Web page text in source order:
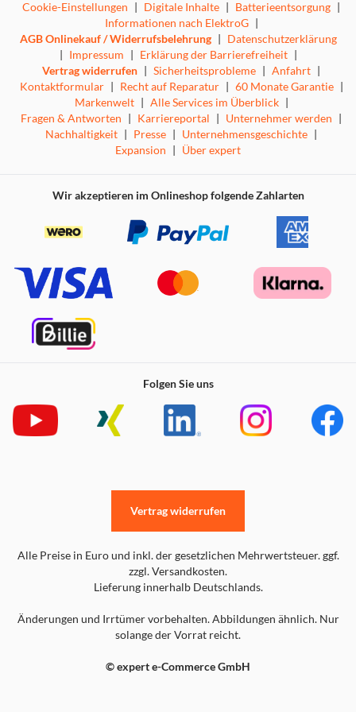
Cookie-Einstellungen | Digitale Inhalte | Batterieentsorgung |
Informationen nach ElektroG |
AGB Onlinekauf / Widerrufsbelehrung | Datenschutzerklärung
| Impressum | Erklärung der Barrierefreiheit |
Vertrag widerrufen | Sicherheitsprobleme | Anfahrt |
Kontaktformular | Recht auf Reparatur | 60 Monate Garantie |
Markenwelt | Alle Services im Überblick |
Fragen & Antworten | Karriereportal | Unternehmer werden |
Nachhaltigkeit | Presse | Unternehmensgeschichte |
Expansion | Über expert
Wir akzeptieren im Onlineshop folgende Zahlarten
Folgen Sie uns
Alle Preise in Euro und inkl. der gesetzlichen Mehrwertsteuer. ggf.
zzgl. Versandkosten.
Lieferung innerhalb Deutschlands.
Änderungen und Irrtümer vorbehalten. Abbildungen ähnlich. Nur
solange der Vorrat reicht.
© expert e-Commerce GmbH
Vertrag widerrufen